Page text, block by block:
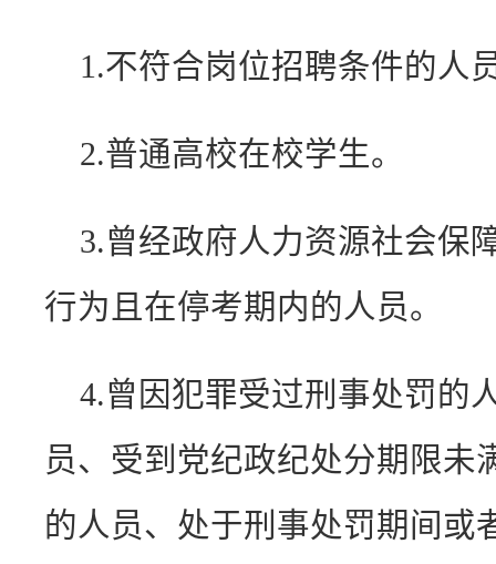
1.不符合岗位招聘条件的人
2.普通高校在校学生。
3.曾经政府人力资源社会保
行为且在停考期内的人员。
4.曾因犯罪受过刑事处罚的
员、受到党纪政纪处分期限未
的人员、处于刑事处罚期间或